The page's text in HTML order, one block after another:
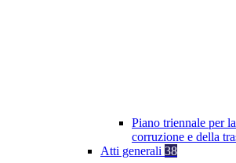
Piano triennale per
corruzione e della
Atti generali 38